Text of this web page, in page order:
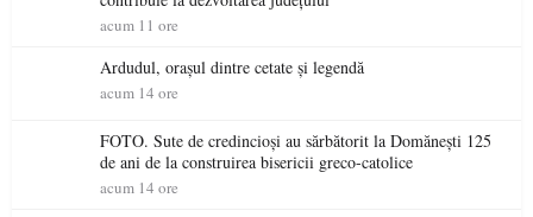
acum 11 ore
Ardudul, orașul dintre cetate și legendă
acum 14 ore
FOTO. Sute de credincioși au sărbătorit la Domănești 125
de ani de la construirea bisericii greco-catolice
acum 14 ore